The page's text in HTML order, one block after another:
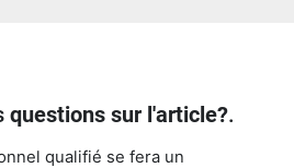
questions sur l'article?.
qualifié se fera un